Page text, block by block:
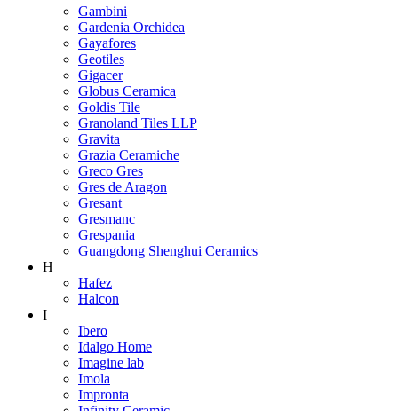
Gambini
Gardenia Orchidea
Gayafores
Geotiles
Gigacer
Globus Ceramica
Goldis Tile
Granoland Tiles LLP
Gravita
Grazia Ceramiche
Greco Gres
Gres de Aragon
Gresant
Gresmanc
Grespania
Guangdong Shenghui Ceramics
H
Hafez
Halcon
I
Ibero
Idalgo Home
Imagine lab
Imola
Impronta